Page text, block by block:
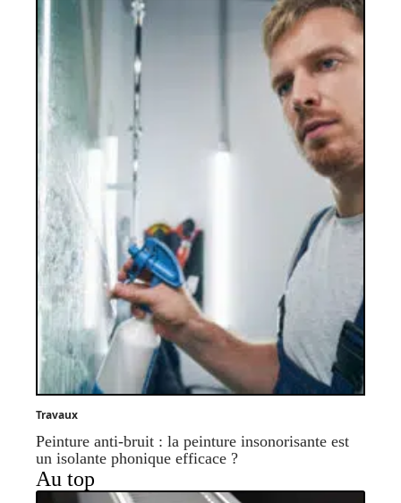
Travaux
Peinture anti-bruit : la peinture insonorisante est
un isolante phonique efficace ?
Au top